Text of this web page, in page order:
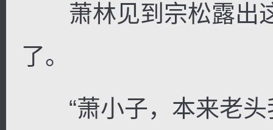
萧林见到宗松露出
了。
“萧小子，本来老头